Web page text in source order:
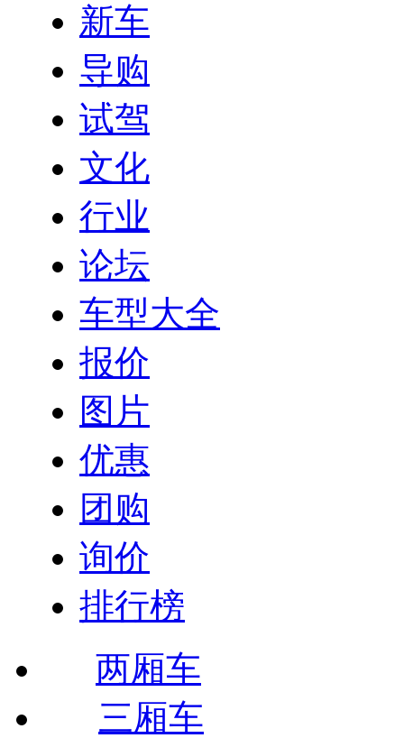
新车
导购
试驾
文化
行业
论坛
车型大全
报价
图片
优惠
团购
询价
排行榜
两厢车
三厢车